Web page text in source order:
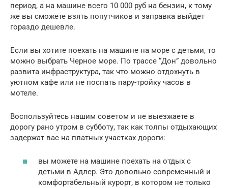
период, а на машине всего 10 000 руб на бензин, к тому
же вы сможете взять попутчиков и заправка выйдет
гораздо дешевле.
Если вы хотите поехать на машине на море с детьми, то
можно выбрать Черное море. По трассе “Дон” довольно
развита инфраструктура, так что можно отдохнуть в
уютном кафе или не поспать пару-тройку часов в
мотеле.
Воспользуйтесь нашим советом и не выезжаете в
дорогу рано утром в субботу, так как толпы отдыхающих
задержат вас на платных участках дороги:
вы можете на машине поехать на отдых с
детьми в Адлер. Это довольно современный и
комфортабельный курорт, в котором не только